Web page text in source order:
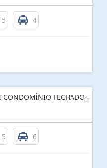
5 4
CONDOMÍNIO FECHADO
5 6